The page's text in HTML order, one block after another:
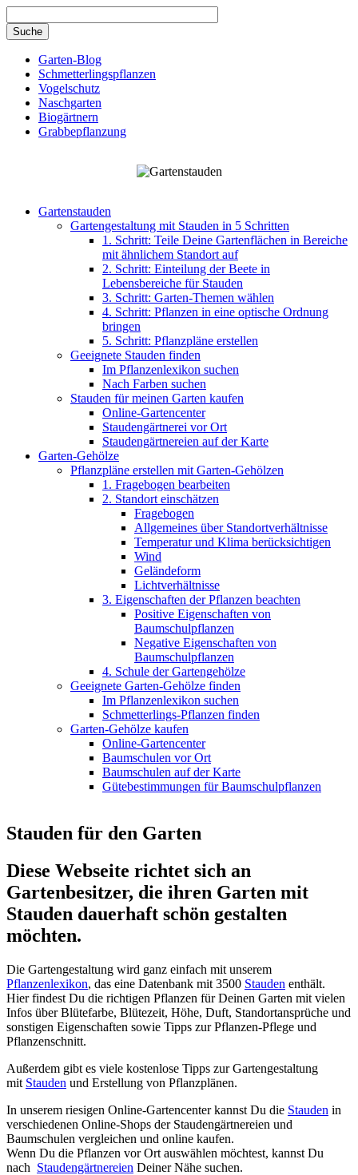
Garten-Blog
Schmetterlingspflanzen
Vogelschutz
Naschgarten
Biogärtnern
Grabbepflanzung
Gartenstauden
Gartengestaltung mit Stauden in 5 Schritten
1. Schritt: Teile Deine Gartenflächen in Bereiche
mit ähnlichem Standort auf
2. Schritt: Einteilung der Beete in
Lebensbereiche für Stauden
3. Schritt: Garten-Themen wählen
4. Schritt: Pflanzen in eine optische Ordnung
bringen
5. Schritt: Pflanzpläne erstellen
Geeignete Stauden finden
Im Pflanzenlexikon suchen
Nach Farben suchen
Stauden für meinen Garten kaufen
Online-Gartencenter
Staudengärtnerei vor Ort
Staudengärtnereien auf der Karte
Garten-Gehölze
Pflanzpläne erstellen mit Garten-Gehölzen
1. Fragebogen bearbeiten
2. Standort einschätzen
Fragebogen
Allgemeines über Standortverhältnisse
Temperatur und Klima berücksichtigen
Wind
Geländeform
Lichtverhältnisse
3. Eigenschaften der Pflanzen beachten
Positive Eigenschaften von
Baumschulpflanzen
Negative Eigenschaften von
Baumschulpflanzen
4. Schule der Gartengehölze
Geeignete Garten-Gehölze finden
Im Pflanzenlexikon suchen
Schmetterlings-Pflanzen finden
Garten-Gehölze kaufen
Online-Gartencenter
Baumschulen vor Ort
Baumschulen auf der Karte
Gütebestimmungen für Baumschulpflanzen
Stauden für den Garten
Diese Webseite richtet sich an
Gartenbesitzer, die ihren Garten mit
Stauden dauerhaft schön gestalten
möchten.
Die Gartengestaltung wird ganz einfach mit unserem
Pflanzenlexikon, das eine Datenbank mit 3500 Stauden enthält.
Hier findest Du die richtigen Pflanzen für Deinen Garten mit vielen
Infos über Blütefarbe, Blütezeit, Höhe, Duft, Standortansprüche und
sonstigen Eigenschaften sowie Tipps zur Pflanzen-Pflege und
Pflanzenschnitt.
Außerdem gibt es viele kostenlose Tipps zur Gartengestaltung
mit Stauden und Erstellung von Pflanzplänen.
In unserem riesigen Online-Gartencenter kannst Du die Stauden in
verschiedenen Online-Shops der Staudengärtnereien und
Baumschulen vergleichen und online kaufen.
Wenn Du die Pflanzen vor Ort auswählen möchtest, kannst Du
nach Staudengärtnereien Deiner Nähe suchen.